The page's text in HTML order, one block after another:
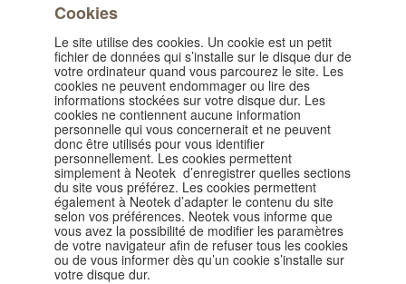
Cookies
Le site utilise des cookies. Un cookie est un petit
fichier de données qui s’installe sur le disque dur de
votre ordinateur quand vous parcourez le site. Les
cookies ne peuvent endommager ou lire des
informations stockées sur votre disque dur. Les
cookies ne contiennent aucune information
personnelle qui vous concernerait et ne peuvent
donc être utilisés pour vous identifier
personnellement. Les cookies permettent
simplement à Neotek d’enregistrer quelles sections
du site vous préférez. Les cookies permettent
également à Neotek d’adapter le contenu du site
selon vos préférences. Neotek vous informe que
vous avez la possibilité de modifier les paramètres
de votre navigateur afin de refuser tous les cookies
ou de vous informer dès qu’un cookie s’installe sur
votre disque dur.